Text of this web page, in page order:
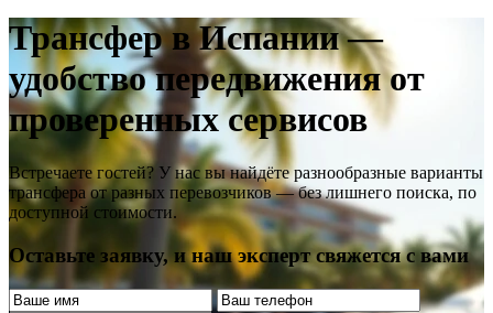
Трансфер в Испании —
удобство передвижения от
проверенных сервисов
Встречаете гостей? У нас вы найдёте разнообразные варианты
трансфера от разных перевозчиков — без лишнего поиска, по
доступной стоимости.
Оставьте заявку, и наш эксперт свяжется с вами